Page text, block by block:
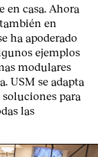
en casa. Ahora
en
ha apoderado
ejemplos
modulares
USM se adapta
para
las